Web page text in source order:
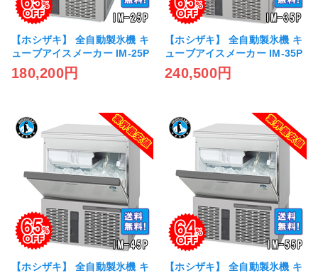
【ホシザキ】 全自動製氷機 キ
ューブアイスメーカー IM-25P
180,200円
【ホシザキ】 全自動製氷機 キ
ューブアイスメーカー IM-35P
240,500円
【ホシザキ】 全自動製氷機 キ
【ホシザキ】 全自動製氷機 キ